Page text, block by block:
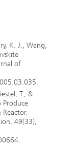
K. J., Wang,
of
T., &
Produce
49(33),